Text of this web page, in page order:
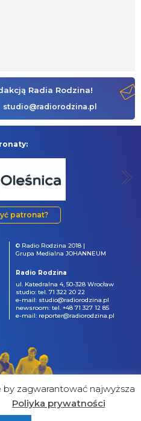
Radia Rodzina!
studio@radiorodzina.pl
patronat?
© Radio Rodzina 2018 |
Grupa Medialna JOHANNEUM
Radio Rodzina
ul. Katedralna 4, 50-328 Wrocław
studio: tel. 71 322 20 22
e-mail: studio@radiorodzina.pl
newsroom: tel. +48 71 327 12 85
e-mail: reporter@radiorodzina.pl
zagwarantować najwyższa
Poliyka prywatności